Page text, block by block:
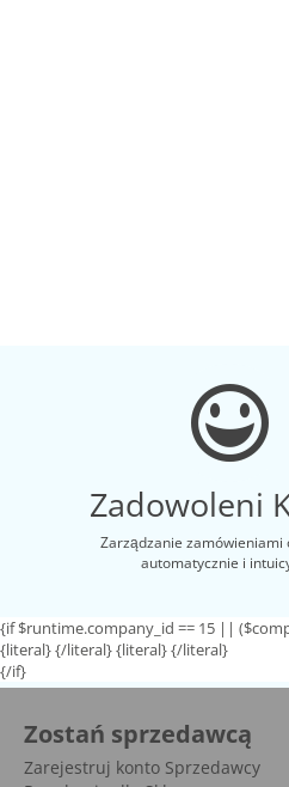
Zadowoleni
Zarządzanie zamówieniami
automatycznie i
{if $runtime.company_id == 15 ||
{literal}{/literal}{literal}{/literal}
{/if}
Zostań sprzedawcą
Zarejestruj konto Sprzedawcy